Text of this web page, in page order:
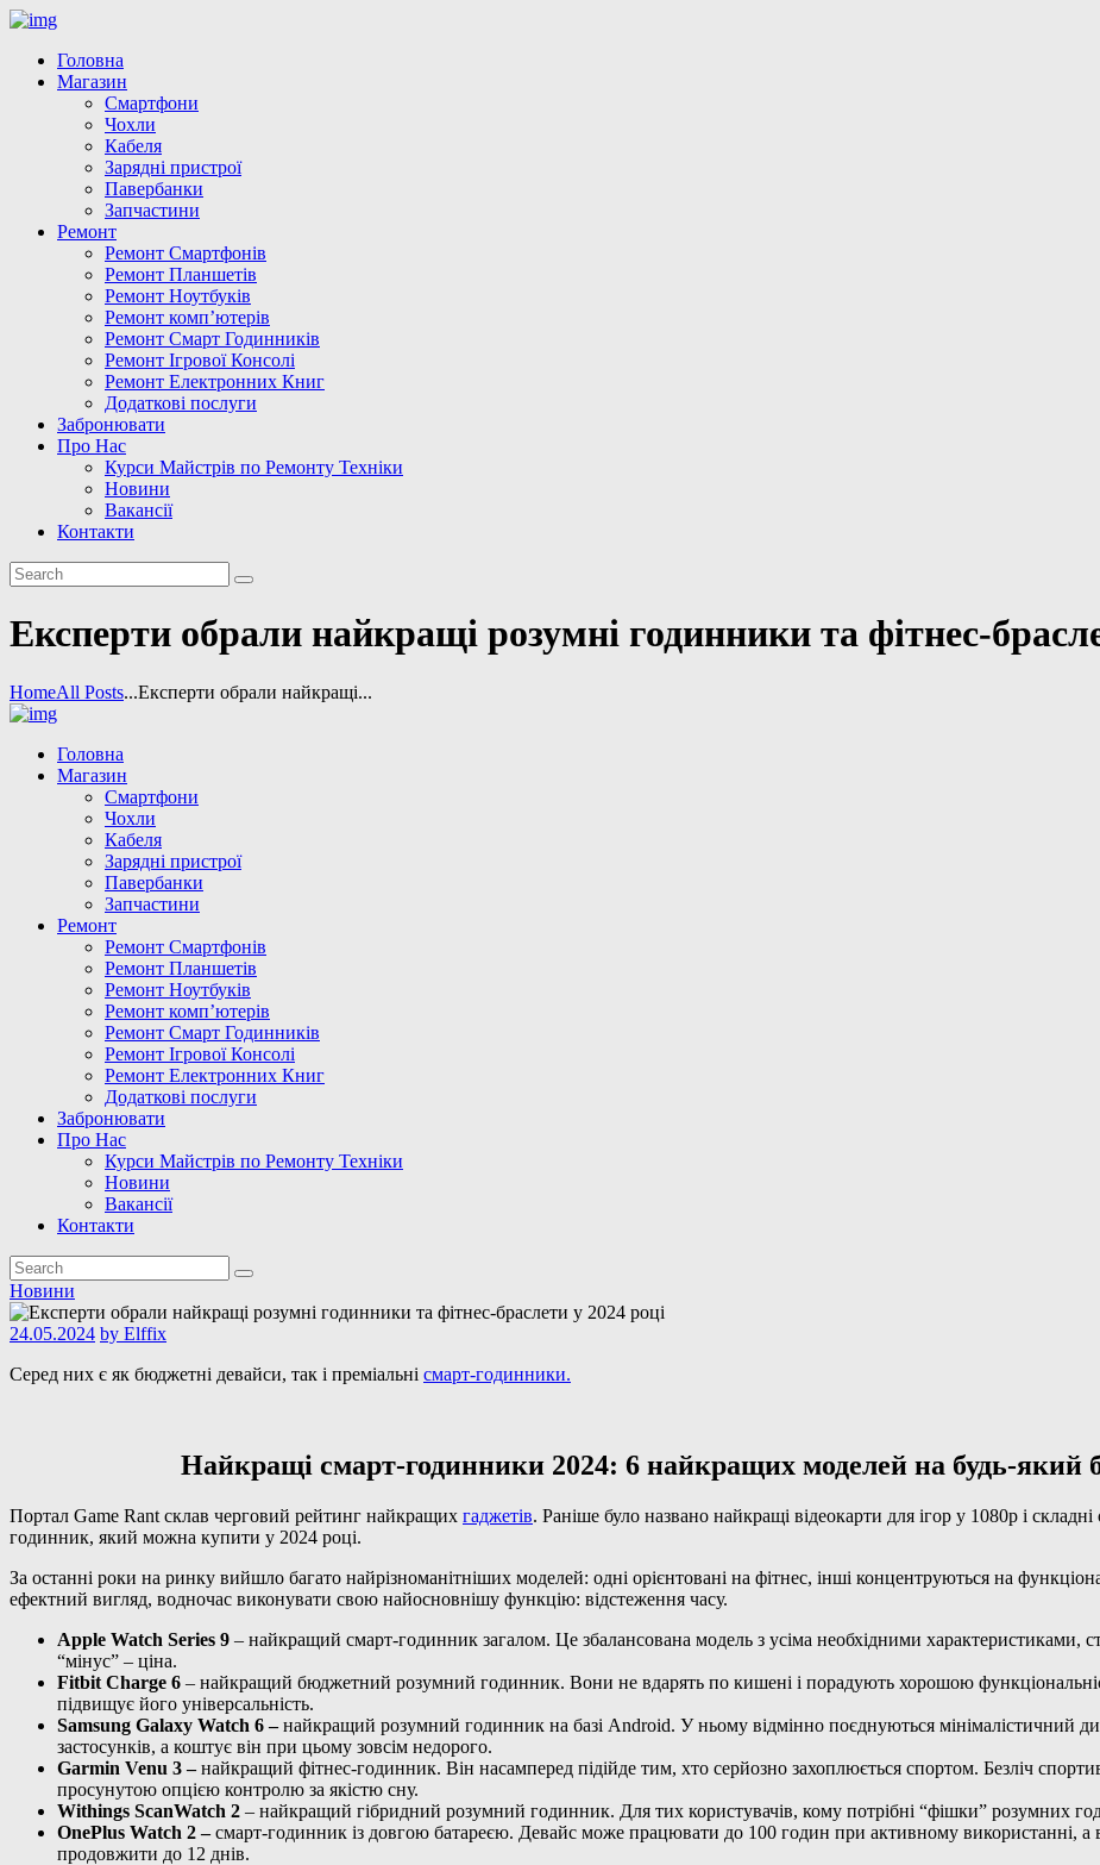
Головна
Магазин
Смартфони
Чохли
Кабеля
Зарядні пристрої
Павербанки
Запчастини
Ремонт
Ремонт Смартфонів
Ремонт Планшетів
Ремонт Ноутбуків
Ремонт комп’ютерів
Ремонт Смарт Годинників
Ремонт Ігрової Консолі
Ремонт Електронних Книг
Додаткові послуги
Забронювати
Про Нас
Курси Майстрів по Ремонту Техніки
Новини
Вакансії
Контакти
Експерти обрали найкращі розумні годинники та фітнес-
HomeAll Posts...Експерти обрали найкращі...
Головна
Магазин
Смартфони
Чохли
Кабеля
Зарядні пристрої
Павербанки
Запчастини
Ремонт
Ремонт Смартфонів
Ремонт Планшетів
Ремонт Ноутбуків
Ремонт комп’ютерів
Ремонт Смарт Годинників
Ремонт Ігрової Консолі
Ремонт Електронних Книг
Додаткові послуги
Забронювати
Про Нас
Курси Майстрів по Ремонту Техніки
Новини
Вакансії
Контакти
Новини
24.05.2024 by Elffix
Серед них є як бюджетні девайси, так і преміальні смарт-годинники.
Найкращі смарт-годинники 2024: 6 найкращих моделей на будь-який
Портал Game Rant склав черговий рейтинг найкращих гаджетів. Раніше було названо найкращі відеокарти для ігор у 1080р і
годинник, який можна купити у 2024 році.
За останні роки на ринку вийшло багато найрізноманітніших моделей: одні орієнтовані на фітнес, інші концентруються на
ефектний вигляд, водночас виконувати свою найосновнішу функцію: відстеження часу.
Apple Watch Series 9 – найкращий смарт-годинник загалом. Це збалансована модель з усіма необхідними
“мінус” – ціна.
Fitbit Charge 6 – найкращий бюджетний розумний годинник. Вони не вдарять по кишені і порадують хорошою
підвищує його універсальність.
Samsung Galaxy Watch 6 –найкращий розумний годинник на базі Android. У ньому відмінно поєднуються мінімалістичний
застосунків, а коштує він при цьому зовсім недорого.
Garmin Venu 3 –найкращий фітнес-годинник. Він насамперед підійде тим, хто серйозно захоплюється спортом. Безліч
просунутою опцією контролю за якістю сну.
Withings ScanWatch 2 – найкращий гібридний розумний годинник. Для тих користувачів, кому потрібні “фішки” розумних
OnePlus Watch 2 –смарт-годинник із довгою батареєю. Девайс може працювати до 100 годин при активному використанні, а
продовжити до 12 днів.